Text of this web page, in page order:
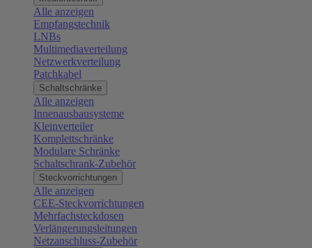
Alle anzeigen
Empfangstechnik
LNBs
Multimediaverteilung
Netzwerkverteilung
Patchkabel
Schaltschränke
Alle anzeigen
Innenausbausysteme
Kleinverteiler
Komplettschränke
Modulare Schränke
Schaltschrank-Zubehör
Steckvorrichtungen
Alle anzeigen
CEE-Steckvorrichtungen
Mehrfachsteckdosen
Verlängerungsleitungen
Netzanschluss-Zubehör